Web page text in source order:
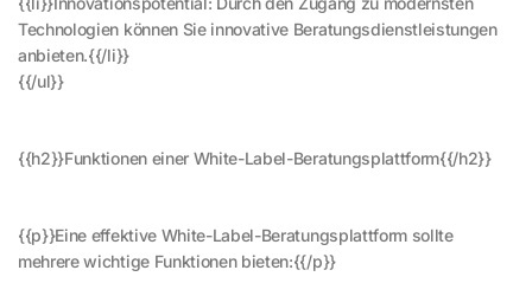
Technologien können Sie innovative Beratungsdienstleistungen
anbieten.{{/li}}
{{/ul}}
{{h2}}Funktionen einer White-Label-Beratungsplattform{{/h2}}
{{p}}Eine effektive White-Label-Beratungsplattform sollte
mehrere wichtige Funktionen bieten:{{/p}}